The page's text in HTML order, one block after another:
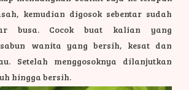
kemudian digosok sebentar sudah
busa. Cocok buat kalian yang
wanita yang bersih, kesat dan
Setelah menggosoknya dilanjutkan
hingga bersih.